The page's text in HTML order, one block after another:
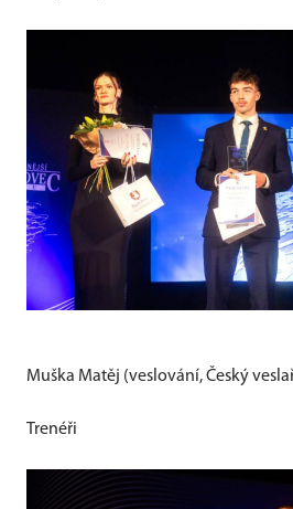
Muška Matěj (veslování, Český
Trenéři